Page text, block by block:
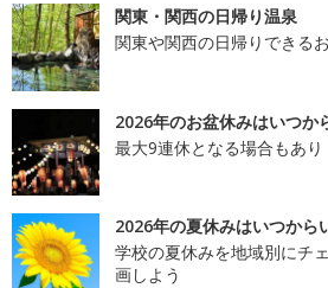
関東・関西の日帰り温泉
関東や関西の日帰りできる
2026年のお盆休みはいつか
最大9連休となる場合もあり
2026年の夏休みはいつから
学校の夏休みを地域別にチ
画しよう